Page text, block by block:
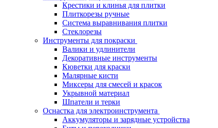
Крестики и клинья для плитки
Плиткорезы ручные
Система выравнивания плитки
Стеклорезы
Инструменты для покраски
Валики и удлинители
Декоративные инструменты
Кюветки для краски
Малярные кисти
Миксеры для смесей и красок
Укрывной материал
Шпатели и терки
Оснастка для электроинструмента
Аккумуляторы и зарядные устройства